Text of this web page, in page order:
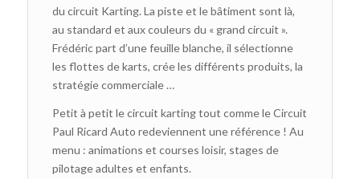
du circuit Karting. La piste et le bâtiment sont là,
au standard et aux couleurs du « grand circuit ».
Frédéric part d’une feuille blanche, il sélectionne
les flottes de karts, crée les différents produits, la
stratégie commerciale …
Petit à petit le circuit karting tout comme le Circuit
Paul Ricard Auto redeviennent une référence ! Au
menu : animations et courses loisir, stages de
pilotage adultes et enfants.